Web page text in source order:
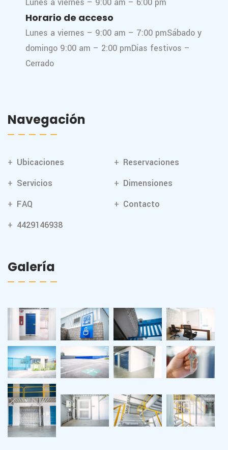
Lunes a viernes – 9:00 am – 6:00 pm
Horario de acceso
Lunes a viernes – 9:00 am – 7:00 pmSábado y
domingo 9:00 am – 2:00 pmDías festivos –
Cerrado
Navegación
Ubicaciones
Reservaciones
Servicios
Dimensiones
FAQ
Contacto
4429146938
Galería